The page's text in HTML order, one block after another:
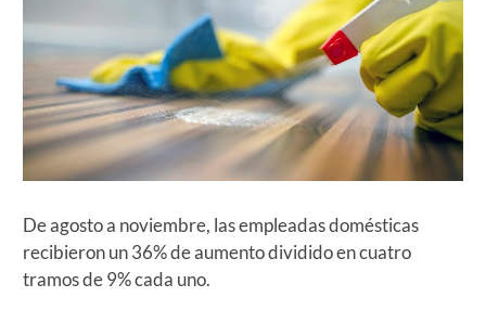
De agosto a noviembre, las empleadas domésticas
recibieron un 36% de aumento dividido en cuatro
tramos de 9% cada uno.